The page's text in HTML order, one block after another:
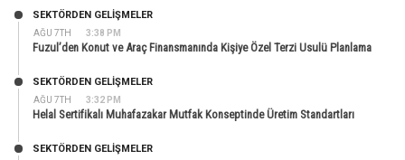
AĞU 7TH 3:38 PM
SEKTÖRDEN GELIŞMELER
Fuzul’den Konut ve Araç Finansmanında Kişiye Özel Terzi Usulü Planlama
AĞU 7TH 3:32 PM
SEKTÖRDEN GELIŞMELER
Helal Sertifikalı Muhafazakar Mutfak Konseptinde Üretim Standartları
SEKTÖRDEN GELIŞMELER